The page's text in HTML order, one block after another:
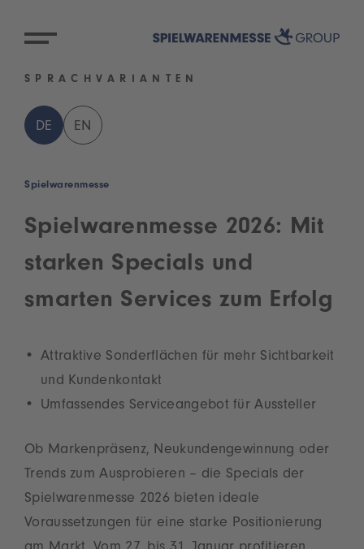
SPRACHVARIANTEN
DE EN
Spielwarenmesse
Spielwarenmesse 2026: Mit
starken Specials und
smarten Services zum Erfolg
Attraktive Sonderflächen für mehr Sichtbarkeit
und Kundenkontakt
Umfassendes Serviceangebot für Aussteller
Ob Markenpräsenz, Neukundengewinnung oder
Trends zum Ausprobieren – die Specials der
Spielwarenmesse 2026 bieten ideale
Voraussetzungen für eine starke Positionierung